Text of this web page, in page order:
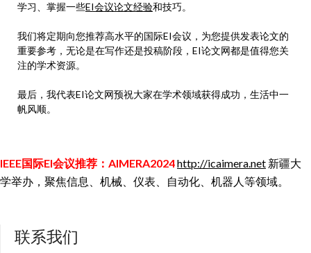
学习、掌握一些EI会议论文经验和技巧。
我们将定期向您推荐高水平的国际EI会议，为您提供发表论文的
重要参考，无论是在写作还是投稿阶段，EI论文网都是值得您关
注的学术资源。
最后，我代表EI论文网预祝大家在学术领域获得成功，生活中一
帆风顺。
IEEE国际EI会议推荐：AIMERA2024http://icaimera.net 新疆大
学举办，聚焦信息、机械、仪表、自动化、机器人等领域。
联系我们